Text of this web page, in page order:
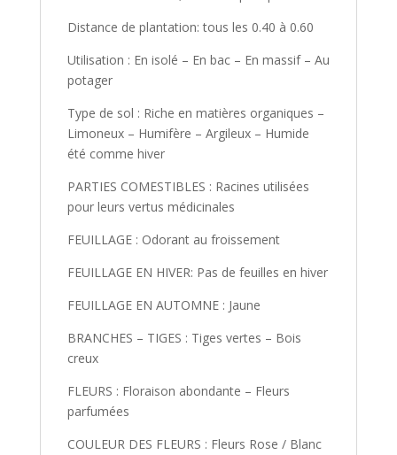
Distance de plantation: tous les 0.40 à 0.60
Utilisation : En isolé – En bac – En massif – Au
potager
Type de sol : Riche en matières organiques –
Limoneux – Humifère – Argileux – Humide
été comme hiver
PARTIES COMESTIBLES : Racines utilisées
pour leurs vertus médicinales
FEUILLAGE : Odorant au froissement
FEUILLAGE EN HIVER: Pas de feuilles en hiver
FEUILLAGE EN AUTOMNE : Jaune
BRANCHES – TIGES : Tiges vertes – Bois
creux
FLEURS : Floraison abondante – Fleurs
parfumées
COULEUR DES FLEURS : Fleurs Rose / Blanc